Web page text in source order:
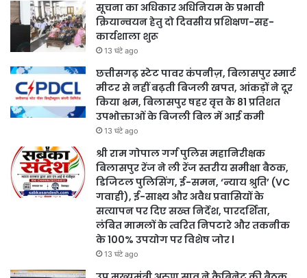
सूचना का अधिकार अधिनियम के प्रभावी
क्रियान्वयन हेतु दो दिवसीय प्रशिक्षण-सह-
कार्यशाला शुरू
13 घंटे ago
छत्तीसगढ़ स्टेट पावर कंपनीज़, बिलासपुर स्मार्ट
मीटर से नहीं बढ़ती बिजली खपत, आंकड़ों ने दूर
किया भ्रम, बिलासपुर षहर वृत्त केे 81 प्रतिशत
उपभोक्ताओं के बिजली बिल में आई कमी
13 घंटे ago
श्री राम गोपाल गर्ग पुलिस महानिरीक्षक
बिलासपुर रेंज ने ली रेंज स्तरीय समीक्षा बैठक,
डिजिटल पुलिसिंग, ई-समन, ‘न्याय श्रुति’ (VC
गवाही), ई-साक्ष्य और अवैध प्रवासियों के
सत्यापन पर दिए सख्त निर्देश, पारदर्शिता,
लंबित मामलों के त्वरित निपटारे और तकनीक
के 100% उपयोग पर विशेष जोर l
13 घंटे ago